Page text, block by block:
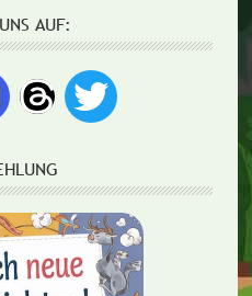
AUF: